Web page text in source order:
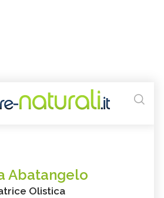
Abatangelo
Olistica